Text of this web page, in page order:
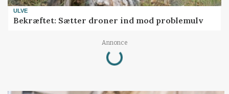
ULVE
Bekræftet: Sætter droner ind mod problemulv
Annonce
Loading...